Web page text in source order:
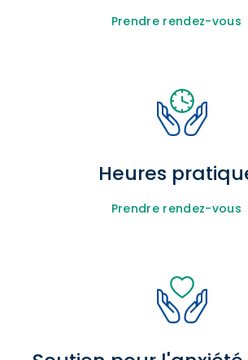
Prendre rendez-vous
Heures
Prendre rendez-vous